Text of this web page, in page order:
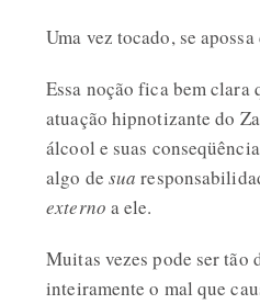
Uma vez tocado, se apossa
Essa noção fica bem clara
atuação hipnotizante do
álcool e suas
algo de sua
externo a ele.
Muitas vezes pode ser tão
inteiramente o mal que